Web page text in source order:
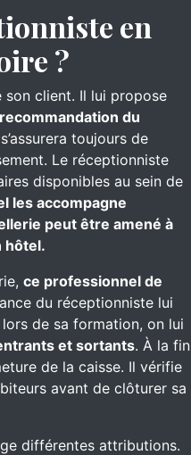
en
?
son client. Il lui propose
du
toujours de
Le réceptionniste
disponibles au sein de
les accompagne
peut être amené à
hôtel.
ce professionnel de
du réceptionniste lui
de sa formation, on lui
et sortants. À la fin
de la caisse. Il vérifie
avant de clôturer sa
différentes attributions.